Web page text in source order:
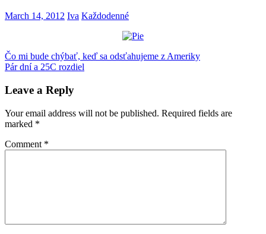
March 14, 2012 Iva Každodenné
Pi
Daypie
Post
navigation
Previous
Post:
Čo mi bude chýbať, keď sa odsťahujeme z Ameriky
Next
Pár dní a 25C rozdiel
Leave a Reply
Your email address will not be published. Required fields are
marked *
Comment *